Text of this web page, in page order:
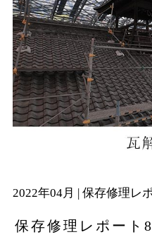
2022年04月 | 保存修理レ
保存修理レポー